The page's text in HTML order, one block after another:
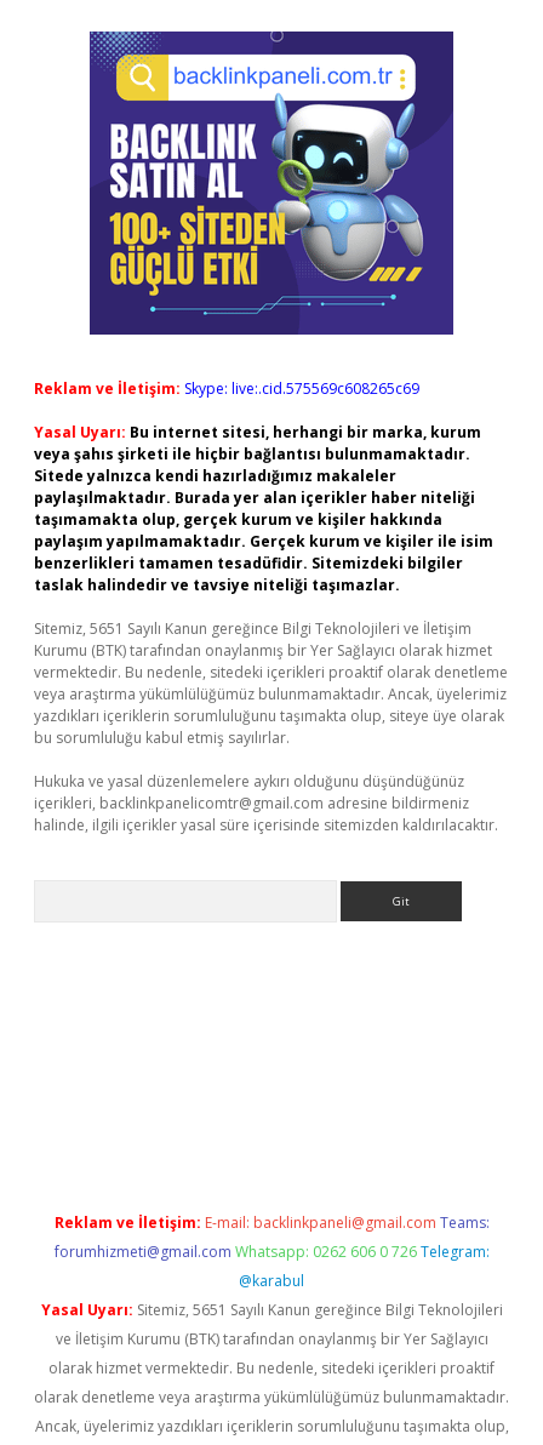
Reklam ve İletişim: Skype: live:.cid.575569c608265c69
Yasal Uyarı: Bu internet sitesi, herhangi bir marka, kurum
veya şahıs şirketi ile hiçbir bağlantısı bulunmamaktadır.
Sitede yalnızca kendi hazırladığımız makaleler
paylaşılmaktadır. Burada yer alan içerikler haber niteliği
taşımamakta olup, gerçek kurum ve kişiler hakkında
paylaşım yapılmamaktadır. Gerçek kurum ve kişiler ile isim
benzerlikleri tamamen tesadüfidir. Sitemizdeki bilgiler
taslak halindedir ve tavsiye niteliği taşımazlar.
Sitemiz, 5651 Sayılı Kanun gereğince Bilgi Teknolojileri ve İletişim
Kurumu (BTK) tarafından onaylanmış bir Yer Sağlayıcı olarak hizmet
vermektedir. Bu nedenle, sitedeki içerikleri proaktif olarak denetleme
veya araştırma yükümlülüğümüz bulunmamaktadır. Ancak, üyelerimiz
yazdıkları içeriklerin sorumluluğunu taşımakta olup, siteye üye olarak
bu sorumluluğu kabul etmiş sayılırlar.
Hukuka ve yasal düzenlemelere aykırı olduğunu düşündüğünüz
içerikleri, backlinkpanelicomtr@gmail.com adresine bildirmeniz
halinde, ilgili içerikler yasal süre içerisinde sitemizden kaldırılacaktır.
Reklam ve İletişim: E-mail: backlinkpaneli@gmail.com Teams:
forumhizmeti@gmail.com Whatsapp: 0262 606 0 726 Telegram:
@karabul
Yasal Uyarı: Sitemiz, 5651 Sayılı Kanun gereğince Bilgi Teknolojileri
ve İletişim Kurumu (BTK) tarafından onaylanmış bir Yer Sağlayıcı
olarak hizmet vermektedir. Bu nedenle, sitedeki içerikleri proaktif
olarak denetleme veya araştırma yükümlülüğümüz bulunmamaktadır.
Ancak, üyelerimiz yazdıkları içeriklerin sorumluluğunu taşımakta olup,